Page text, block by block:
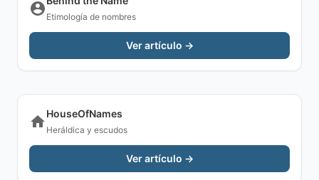
Etimología de nombres
Ver artículo →
HouseOfNames
Heráldica y escudos
Ver artículo →